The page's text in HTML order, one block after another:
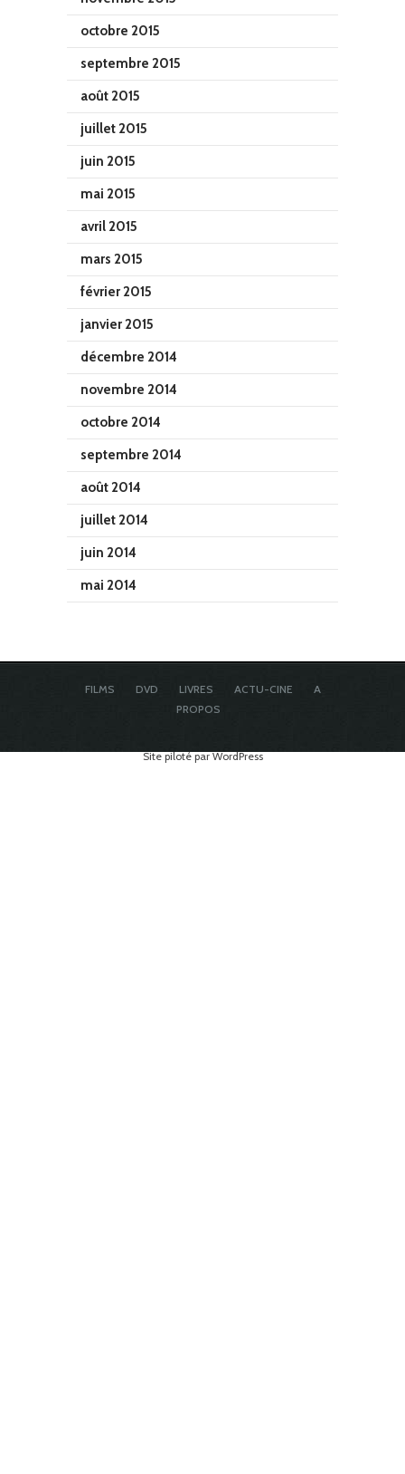
octobre 2015
septembre 2015
août 2015
juillet 2015
juin 2015
mai 2015
avril 2015
mars 2015
février 2015
janvier 2015
décembre 2014
novembre 2014
octobre 2014
septembre 2014
août 2014
juillet 2014
juin 2014
mai 2014
FILMS DVD LIVRES ACTU-CINE
A
PROPOS
Site piloté par WordPress